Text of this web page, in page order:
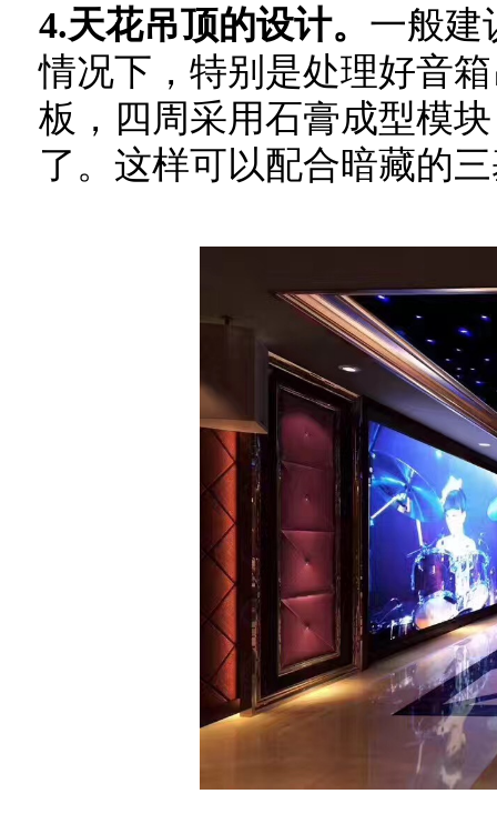
4.天花吊顶的设计。 一般建
情况下，特别是处理好音
板，四周采用石膏成型模
了。这样可以配合暗藏的